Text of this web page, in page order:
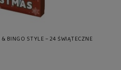
BINGO STYLE – 24 ŚWIĄTECZNE